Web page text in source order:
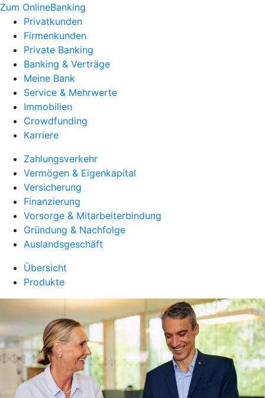
Zum OnlineBanking
Privatkunden
Firmenkunden
Private Banking
Banking & Verträge
Meine Bank
Service & Mehrwerte
Immobilien
Crowdfunding
Karriere
Zahlungsverkehr
Vermögen & Eigenkapital
Versicherung
Finanzierung
Vorsorge & Mitarbeiterbindung
Gründung & Nachfolge
Auslandsgeschäft
Übersicht
Produkte